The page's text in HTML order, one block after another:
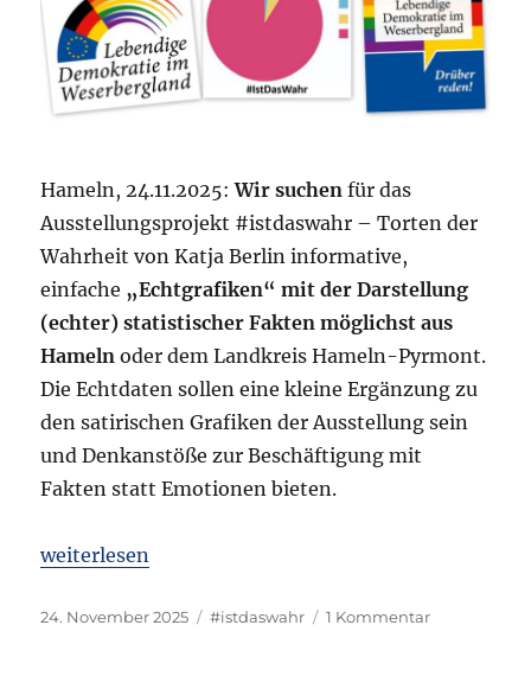
Hameln, 24.11.2025:Wir suchen für das
Ausstellungsprojekt #istdaswahr – Torten der
Wahrheit von Katja Berlin informative,
einfache „Echtgrafiken“ mit der Darstellung
(echter) statistischer Fakten möglichst aus
Hameln oder dem Landkreis Hameln-Pyrmont.
Die Echtdaten sollen eine kleine Ergänzung zu
den satirischen Grafiken der Ausstellung sein
und Denkanstöße zur Beschäftigung mit
Fakten statt Emotionen bieten.
„Fahndung: Coole Statistikgrafiken aus dem
weiterlesen
Veröffentlicht
24. November 2025 Kategorien
#istdaswahr 1 Kommentarzu